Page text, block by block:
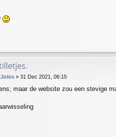
» 31 Dec 2021, 06:15
maar de website zou een stevige